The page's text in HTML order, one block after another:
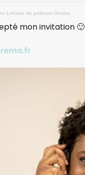
Loriane du podcast Orema
mon invitation 🙂